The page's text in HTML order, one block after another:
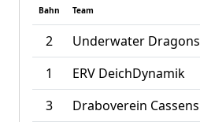
Bahn Team
2 Underwater Dragons
1
ERV DeichDynamik
3
Draboverein Cassens